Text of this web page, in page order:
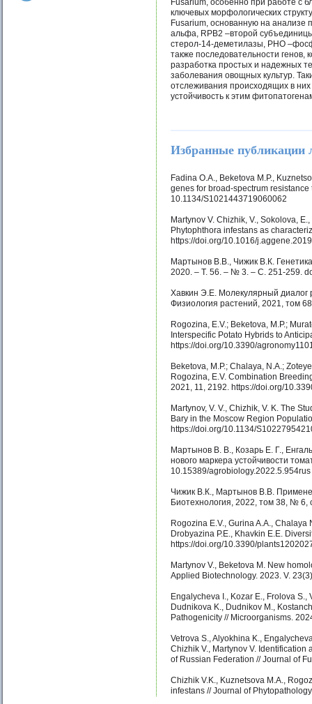
Fusarium, особенно при работе с
ключевых морфологических
Fusarium, основанную на анализе
альфа, RPB2 –второй
стерол-14-деметилазы, PHO
также последовательности
разработка простых и надежных
заболевания овощных культур.
отслеживания происходящих в
устойчивость к этим
Избранные публикации
Fadina O.A., Beketova M.P.,
genes for broad-spectrum
10.1134/S1021443719060062
Martynov V. Chizhik, V., Sokolova,
Phytophthora infestans as
https://doi.org/10.1016/
Мартынов В.В., Чижик В.К.
2020. – Т. 56. – № 3. – С. 251-259.
Хавкин Э.Е. Молекулярный диалог
Физиология растений, 2021, том
Rogozina, E.V.; Beketova, M.P.;
Interspecific Potato Hybrids to
https://doi.org/10.3390/
Beketova, M.P.; Chalaya, N.A.;
Rogozina, Е.V. Combination
2021, 11, 2192. https://doi.org/
Martynov, V. V., Chizhik, V. K. The
Bary in the Moscow Region
https://doi.org/10.1134/
Мартынов В. В., Козарь Е. Г.,
нового маркера устойчивости
10.15389/agrobiology.2022.5.954rus
Чижик В.К., Мартынов В.В.
Биотехнология, 2022, том 38, № 6,
Rogozina E.V., Gurina A.A., Chalaya
Drobyazina P.E., Khavkin E.E.
https://doi.org/10.3390/
Martynov V., Beketova M. New
Applied Biotechnology. 2023. V.
Engalycheva I., Kozar E., Frolova S.,
Dudnikova K., Dudnikov M.,
Pathogenicity // Microorganisms.
Vetrova S., Alyokhina K.,
Chizhik V., Martynov V.
of Russian Federation // Journal of
Chizhik V.K., Kuznetsova M.A.,
infestans // Journal of